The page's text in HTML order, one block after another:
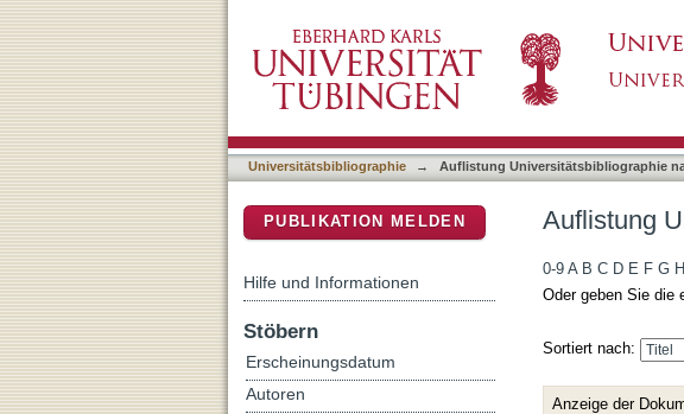
Universitätsbibliographie → Auflistung Universitätsbibliographie
Auflistung
0-9 A B C D E F G H
Oder geben Sie die
Sortiert nach:
Anzeige der
PUBLIKATION MELDEN
Hilfe und Informationen
Stöbern
Erscheinungsdatum
Autoren